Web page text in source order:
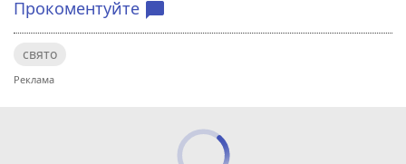
Прокоментуйте chat_bubble
свято